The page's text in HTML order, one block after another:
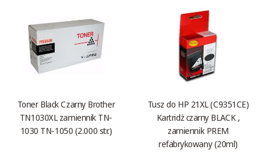
Toner Black Czarny Brother
TN1030XL zamiennik TN-
1030 TN-1050 (2.000 str.)
Tusz do HP 21XL (C9351CE)
Kartridż czarny BLACK ,
zamiennik PREM
refabrykowany (20ml)